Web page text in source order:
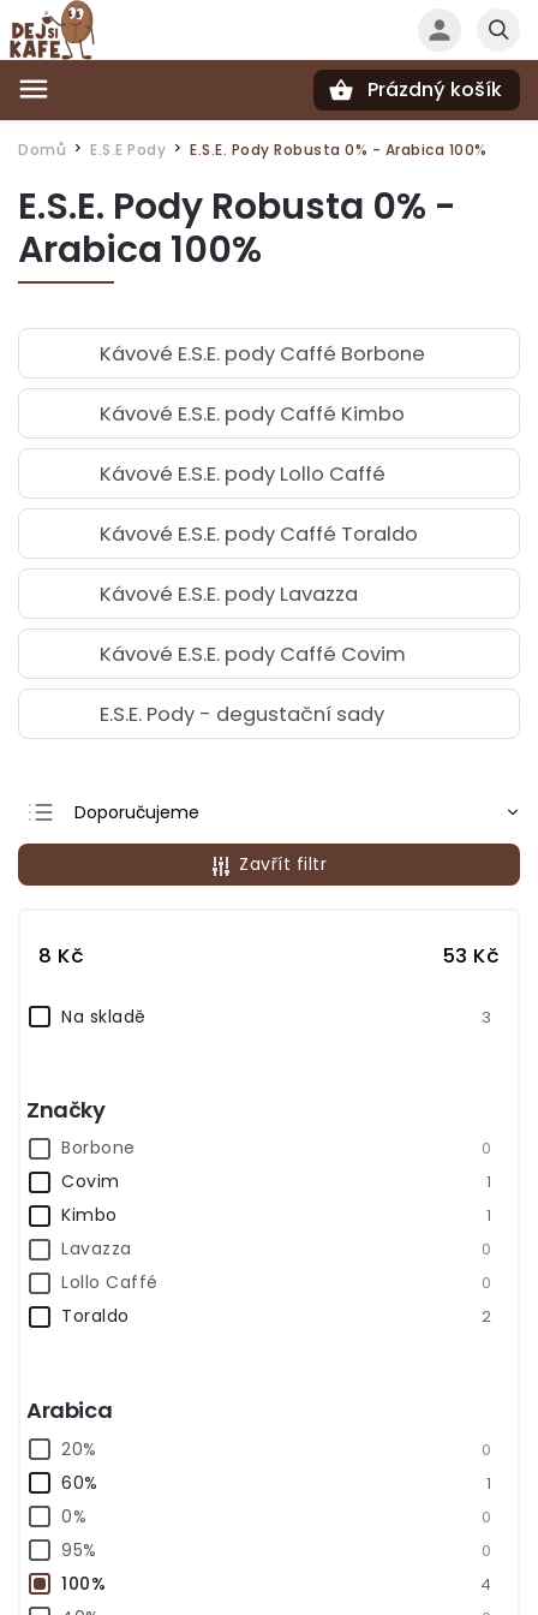
Prázdný košík
Domů / E.S.E Pody / E.S.E. Pody Robusta 0% - Arabica 100%
E.S.E. Pody Robusta 0% -
Arabica 100%
Kávové E.S.E. pody Caffé Borbone
Kávové E.S.E. pody Caffé Kimbo
Kávové E.S.E. pody Lollo Caffé
Kávové E.S.E. pody Caffé Toraldo
Kávové E.S.E. pody Lavazza
Kávové E.S.E. pody Caffé Covim
E.S.E. Pody - degustační sady
Doporučujeme
Nejlevnější
Nejdražší
Abecedně
Zavřít filtr
8 Kč 53 Kč
Na skladě 3
Značky
Borbone 0
Covim 1
Kimbo 1
Lavazza 0
Lollo Caffé 0
Toraldo 2
Arabica
20% 0
60% 1
0% 0
95% 0
100% 4